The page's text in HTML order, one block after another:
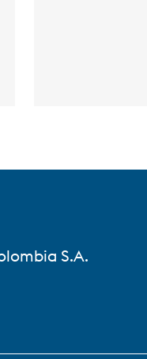
S.A.